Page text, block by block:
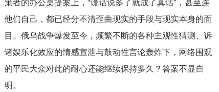
策者的办公桌提案上，“谎话说多了就成了真话”，甚至连
他们自己，都已经分不清歪曲现实的手段与现实本身的面
目。俄乌战争爆发至今，频繁不断的各种主观性猜测、诉
诸娱乐化效应的情感宣泄与鼓动性言论轰炸下，网络围观
的平民大众对此的耐心还能继续保持多久？答案不显自
明。